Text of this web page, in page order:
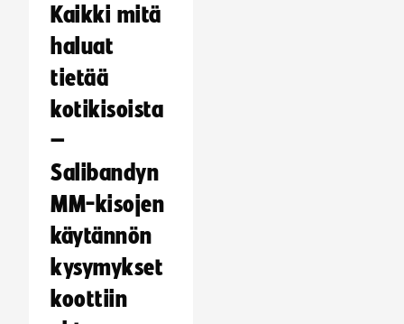
Kaikki mitä
haluat
tietää
kotikisoista
–
Salibandyn
MM-kisojen
käytännön
kysymykset
koottiin